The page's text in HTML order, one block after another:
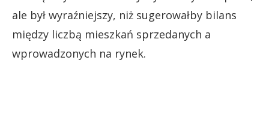
ale był wyraźniejszy, niż sugerowałby bilans
między liczbą mieszkań sprzedanych a
wprowadzonych na rynek.